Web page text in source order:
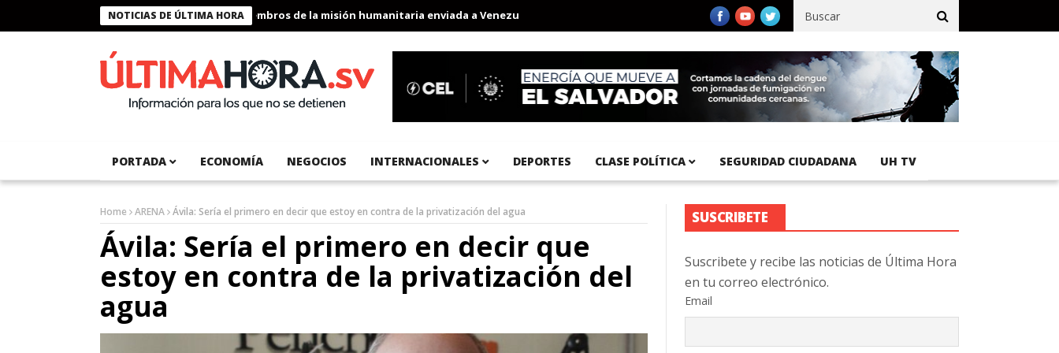
NOTICIAS DE ÚLTIMA HORA
Presidente Bukele condecora a miembros de la misión humanitaria enviada a Venezuela Aeropuerto Internacional del Pacífico registra 92 % de avance en obras de terracería
PORTADA ECONOMÍA NEGOCIOS INTERNACIONALES DEPORTES CLASE POLÍTICA SEGURIDAD CIUDADANA UH TV
Home ARENA Ávila: Sería el primero en decir que estoy en contra de la privatización del agua
Ávila: Sería el primero en decir que
estoy en contra de la privatización del
agua
SUSCRIBETE
Suscribete y recibe las noticias de Última Hora
en tu correo electrónico.
Email